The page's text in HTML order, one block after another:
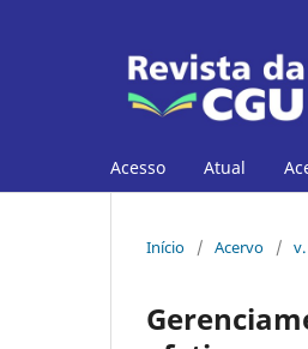
Acesso Atual
Início / Acervo /